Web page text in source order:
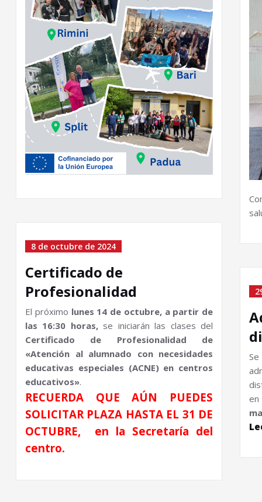
8 de octubre de 2024
Certificado de
Profesionalidad
El próximo lunes 14 de octubre, a partir de
las 16:30 horas,se iniciarán las clases del
Certificado de Profesionalidad de
«Atención al alumnado con necesidades
educativas especiales (ACNE) en centros
educativos».
RECUERDA QUE AÚN PUEDES
SOLICITAR PLAZA HASTA EL 31 DE
OCTUBRE, en la Secretaría del
centro.